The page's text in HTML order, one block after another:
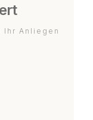
Anliegen